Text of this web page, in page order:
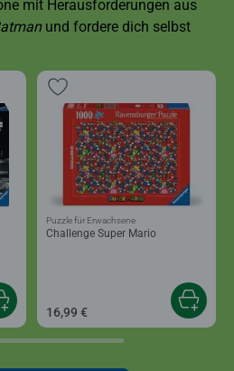
mit Herausforderungen aus
und fordere dich selbst
Challenge Super Mario
Puzzle für Erwachsene
16,99 €